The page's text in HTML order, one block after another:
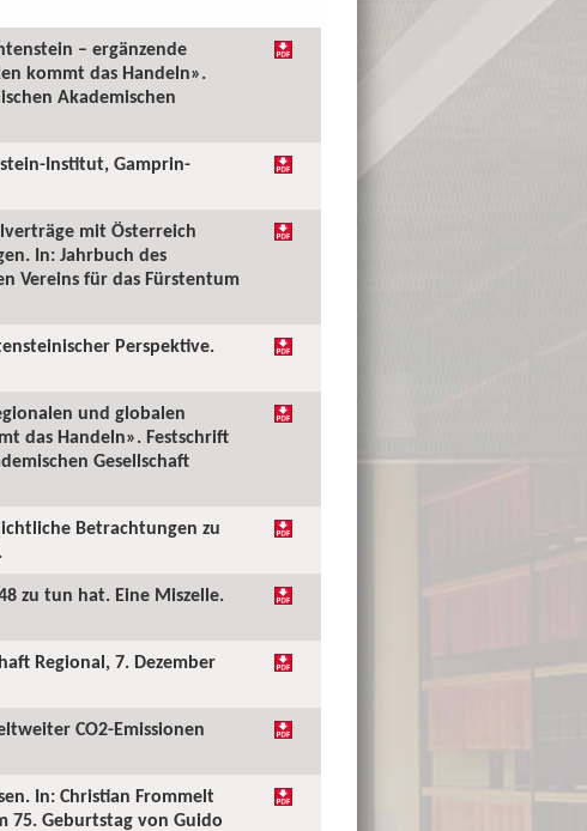
– ergänzende
kommt das Handeln».
Akademischen
Institut, Gamprin-
mit Österreich
In: Jahrbuch des
Vereins für das Fürstentum
Perspektive.
und globalen
das Handeln». Festschrift
Gesellschaft
Betrachtungen zu
zu tun hat. Eine Miszelle.
Regional, 7. Dezember
CO2-Emissionen
In: Christian Frommelt
75. Geburtstag von Guido